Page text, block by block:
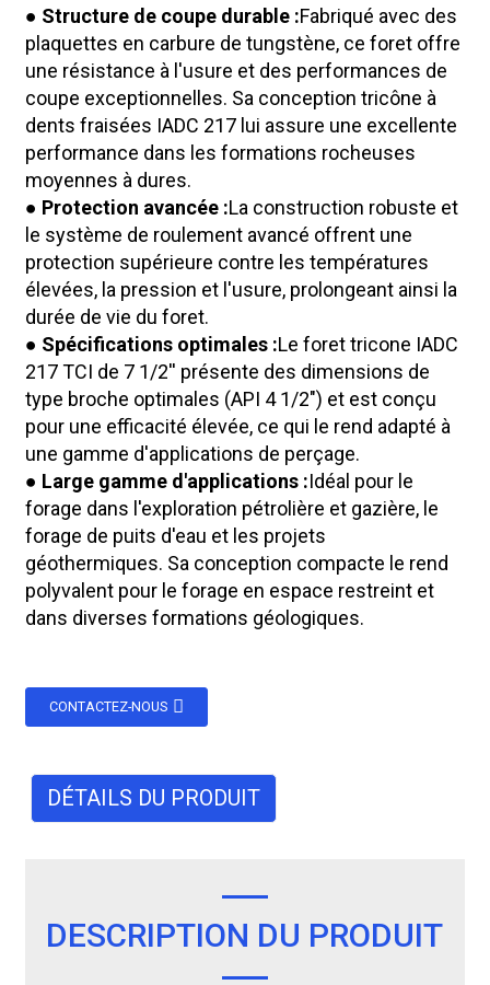
● Structure de coupe durable :Fabriqué avec des
plaquettes en carbure de tungstène, ce foret offre
une résistance à l'usure et des performances de
coupe exceptionnelles. Sa conception tricône à
dents fraisées IADC 217 lui assure une excellente
performance dans les formations rocheuses
moyennes à dures.
● Protection avancée :La construction robuste et
le système de roulement avancé offrent une
protection supérieure contre les températures
élevées, la pression et l'usure, prolongeant ainsi la
durée de vie du foret.
● Spécifications optimales :Le foret tricone IADC
217 TCI de 7 1/2'' présente des dimensions de
type broche optimales (API 4 1/2") et est conçu
pour une efficacité élevée, ce qui le rend adapté à
une gamme d'applications de perçage.
● Large gamme d'applications :Idéal pour le
forage dans l'exploration pétrolière et gazière, le
forage de puits d'eau et les projets
géothermiques. Sa conception compacte le rend
polyvalent pour le forage en espace restreint et
dans diverses formations géologiques.
CONTACTEZ-NOUS
DÉTAILS DU PRODUIT
DESCRIPTION DU PRODUIT